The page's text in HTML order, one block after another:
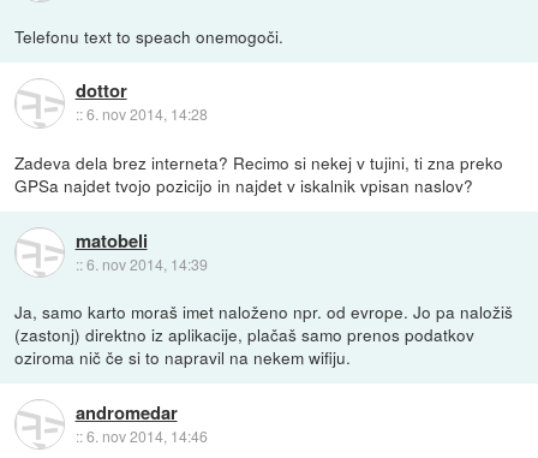
Telefonu text to speach onemogoči.
dottor
::6. nov 2014, 14:28
Zadeva dela brez interneta? Recimo si nekej v tujini, ti zna preko
GPSa najdet tvojo pozicijo in najdet v iskalnik vpisan naslov?
matobeli
::6. nov 2014, 14:39
Ja, samo karto moraš imet naloženo npr. od evrope. Jo pa naložiš
(zastonj) direktno iz aplikacije, plačaš samo prenos podatkov
oziroma nič če si to napravil na nekem wifiju.
andromedar
::6. nov 2014, 14:46